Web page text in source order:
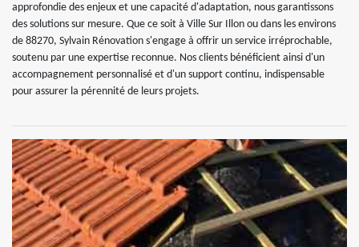
approfondie des enjeux et une capacité d'adaptation, nous garantissons
des solutions sur mesure. Que ce soit à Ville Sur Illon ou dans les environs
de 88270, Sylvain Rénovation s'engage à offrir un service irréprochable,
soutenu par une expertise reconnue. Nos clients bénéficient ainsi d'un
accompagnement personnalisé et d'un support continu, indispensable
pour assurer la pérennité de leurs projets.